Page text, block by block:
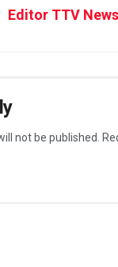
Editor TTV News
not be published.